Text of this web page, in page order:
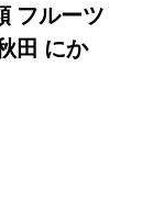
フルーツ
田 にか